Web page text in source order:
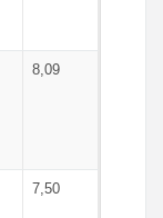
8,09
7,50